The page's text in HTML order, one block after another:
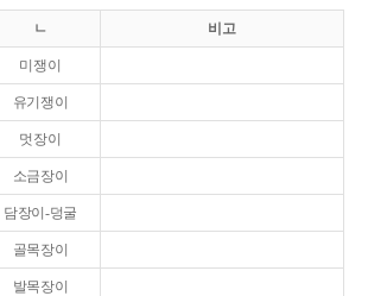
ㄴ 비고
미쟁이
유기쟁이
멋장이
소금장이
담장이-덩굴
골목장이
발목장이